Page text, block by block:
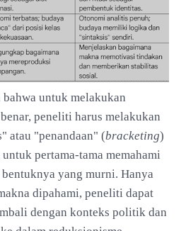
untuk melakukan
peneliti harus melakukan
atau "penandaan" (bracketing)
pertama-tama memahami
yang murni. Hanya
dipahami, peneliti dapat
dengan konteks politik dan